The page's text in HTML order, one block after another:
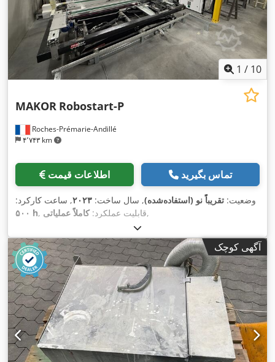
1 / 10
Roches-Prémarie-Andillé
۴٬۷۴۳ km
MAKOR Robostart-P
اطلاعات قیمت تماس بگیرید
وضعیت: تقریباً نو (استفاده‌شده), سال ساخت: ۲۰۲۳, ساعت کارکرد:
۵۰۰ h
, قابلیت عملکرد:کاملاً عملیاتی ,
آگهی کوچک